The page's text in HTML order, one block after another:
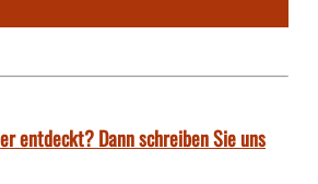
entdeckt? Dann schreiben Sie uns